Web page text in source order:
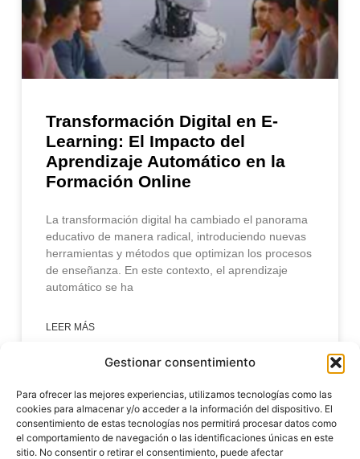
Gestionar consentimiento
Para ofrecer las mejores experiencias, utilizamos tecnologías como las
cookies para almacenar y/o acceder a la información del dispositivo. El
consentimiento de estas tecnologías nos permitirá procesar datos como
el comportamiento de navegación o las identificaciones únicas en este
sitio. No consentir o retirar el consentimiento, puede afectar
Transformación Digital en E-
Learning: El Impacto del
Aprendizaje Automático en la
Formación Online
La transformación digital ha cambiado el panorama
educativo de manera radical, introduciendo nuevas
herramientas y métodos que optimizan los procesos
de enseñanza. En este contexto, el aprendizaje
automático se ha
LEER MÁS
enero 31, 2025